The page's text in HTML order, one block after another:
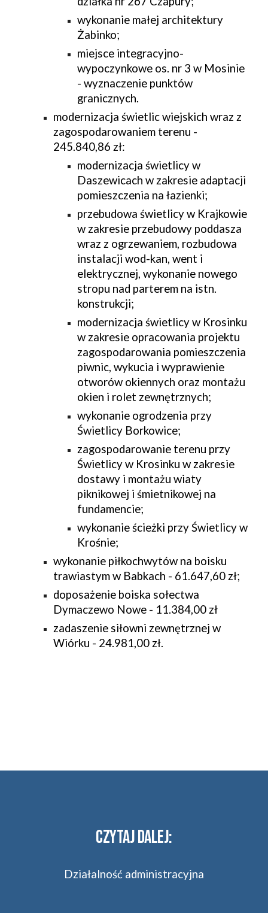
wykonanie małej architektury
Żabinko;
miejsce integracyjno-
wypoczynkowe os. nr 3 w Mosinie
- wyznaczenie punktów
granicznych.
modernizacja świetlic wiejskich wraz z
zagospodarowaniem terenu -
245.840,86 zł:
modernizacja świetlicy w
Daszewicach w zakresie adaptacji
pomieszczenia na łazienki;
przebudowa świetlicy w Krajkowie
w zakresie przebudowy poddasza
wraz z ogrzewaniem, rozbudowa
instalacji wod-kan, went i
elektrycznej, wykonanie nowego
stropu nad parterem na istn.
konstrukcji;
modernizacja świetlicy w Krosinku
w zakresie opracowania projektu
zagospodarowania pomieszczenia
piwnic, wykucia i wyprawienie
otworów okiennych oraz montażu
okien i rolet zewnętrznych;
wykonanie ogrodzenia przy
Świetlicy Borkowice;
zagospodarowanie terenu przy
Świetlicy w Krosinku w zakresie
dostawy i montażu wiaty
piknikowej i śmietnikowej na
fundamencie;
wykonanie ścieżki przy Świetlicy w
Krośnie;
wykonanie piłkochwytów na boisku
trawiastym w Babkach - 61.647,60 zł;
doposażenie boiska sołectwa
Dymaczewo Nowe - 11.384,00 zł
zadaszenie siłowni zewnętrznej w
Wiórku - 24.981,00 zł.
CZYTAJ DALEJ:
Działalność administracyjna